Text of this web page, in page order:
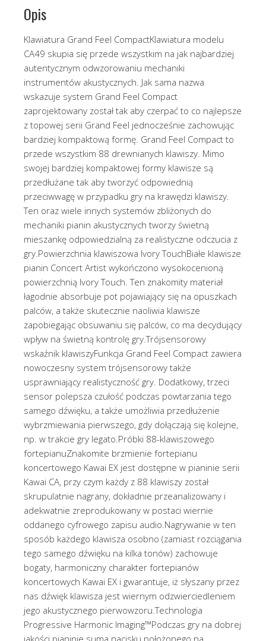
Opis
Klawiatura Grand Feel CompactKlawiatura modelu
CA49 skupia się przede wszystkim na jak najbardziej
autentycznym odwzorowaniu mechaniki
instrumentów akustycznych. Jak sama nazwa
wskazuje system Grand Feel Compact
zaprojektowany został tak aby czerpać to co najlepsze
z topowej serii Grand Feel jednocześnie zachowując
bardziej kompaktową formę. Grand Feel Compact to
przede wszystkim 88 drewnianych klawiszy. Mimo
swojej bardziej kompaktowej formy klawisze są
przedłużane tak aby tworzyć odpowiednią
przeciwwagę w przypadku gry na krawędzi klawiszy.
Ten oraz wiele innych systemów zbliżonych do
mechaniki pianin akustycznych tworzy świetną
mieszankę odpowiedzialną za realistyczne odczucia z
gry.Powierzchnia klawiszowa Ivory TouchBiałe klawisze
pianin Concert Artist wykończono wysokocenioną
powierzchnią Ivory Touch. Ten znakomity materiał
łagodnie absorbuje pot pojawiający się na opuszkach
palców, a także skutecznie naoliwia klawisze
zapobiegając obsuwaniu się palców, co ma decydujący
wpływ na świetną kontrolę gry.Trójsensorowy
wskaźnik klawiszyFunkcja Grand Feel Compact zawiera
nowoczesny system trójsensorowy także
usprawniający realistyczność gry. Dodatkowy, trzeci
sensor polepsza czułość podczas powtarzania tego
samego dźwięku, a także umożliwia przedłużenie
wybrzmiewania pierwszego, gdy dołączają się kolejne,
np. w trakcie gry legato.Próbki 88-klawiszowego
fortepianuZnakomite brzmienie fortepianu
koncertowego Kawai EX jest dostępne w pianinie serii
Kawai CA, przy czym każdy z 88 klawiszy został
skrupulatnie nagrany, dokładnie przeanalizowany i
adekwatnie zreprodukowany w postaci wiernie
oddanego cyfrowego zapisu audio.Nagrywanie w ten
sposób każdego klawisza osobno (zamiast rozciągania
tego samego dźwięku na kilka tonów) zachowuje
bogaty, harmoniczny charakter fortepianów
koncertowych Kawai EX i gwarantuje, iż słyszany przez
nas dźwięk klawisza jest wiernym odzwierciedleniem
jego akustycznego pierwowzoru.Technologia
Progressive Harmonic Imaging™Podczas gry na dobrej